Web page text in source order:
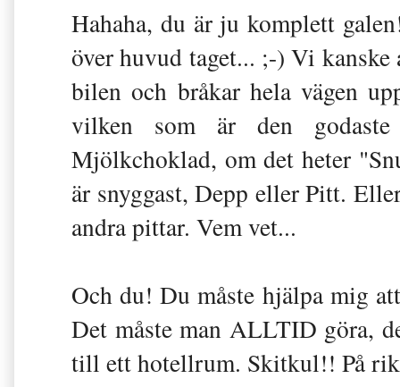
Hahaha, du är ju komplett
över huvud taget... ;-) Vi
bilen och bråkar hela vägen
vilken som är den godaste
Mjölkchoklad, om det heter
är snyggast, Depp eller Pitt.
andra pittar. Vem vet...
Och du! Du måste hjälpa mig
Det måste man ALLTID göra,
till ett hotellrum. Skitkul!! På